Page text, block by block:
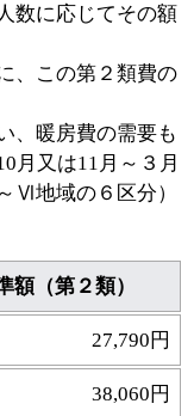
数に応じてその額
、この第２類費の
、暖房費の需要も
月又は11月～３月
Ⅵ地域の６区分）
額（第２類）
27,790円
38,060円